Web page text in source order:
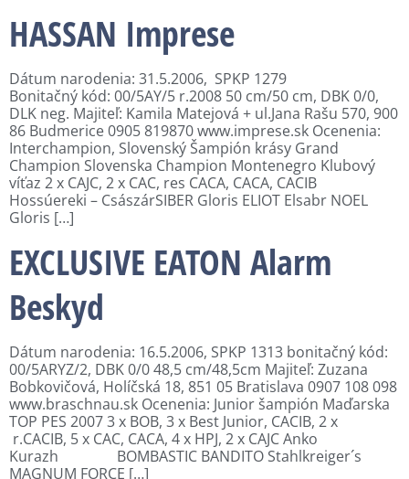
HASSAN Imprese
Dátum narodenia: 31.5.2006, SPKP 1279
Bonitačný kód: 00/5AY/5 r.2008 50 cm/50 cm, DBK 0/0,
DLK neg. Majiteľ: Kamila Matejová + ul.Jana Rašu 570, 900
86 Budmerice 0905 819870 www.imprese.sk Ocenenia:
Interchampion, Slovenský Šampión krásy Grand
Champion Slovenska Champion Montenegro Klubový
víťaz 2 x CAJC, 2 x CAC, res CACA, CACA, CACIB
Hossúereki – CsászárSIBER Gloris ELIOT Elsabr NOEL
Gloris […]
EXCLUSIVE EATON Alarm
Beskyd
Dátum narodenia: 16.5.2006, SPKP 1313 bonitačný kód:
00/5ARYZ/2, DBK 0/0 48,5 cm/48,5cm Majiteľ: Zuzana
Bobkovičová, Holíčská 18, 851 05 Bratislava 0907 108 098
www.braschnau.sk Ocenenia: Junior šampión Maďarska
TOP PES 2007 3 x BOB, 3 x Best Junior, CACIB, 2 x
r.CACIB, 5 x CAC, CACA, 4 x HPJ, 2 x CAJC Anko
Kurazh BOMBASTIC BANDITO Stahlkreiger´s
MAGNUM FORCE […]